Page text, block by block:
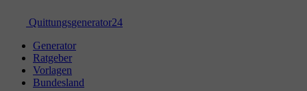
Quittungsgenerator24
Generator
Ratgeber
Vorlagen
Bundesland